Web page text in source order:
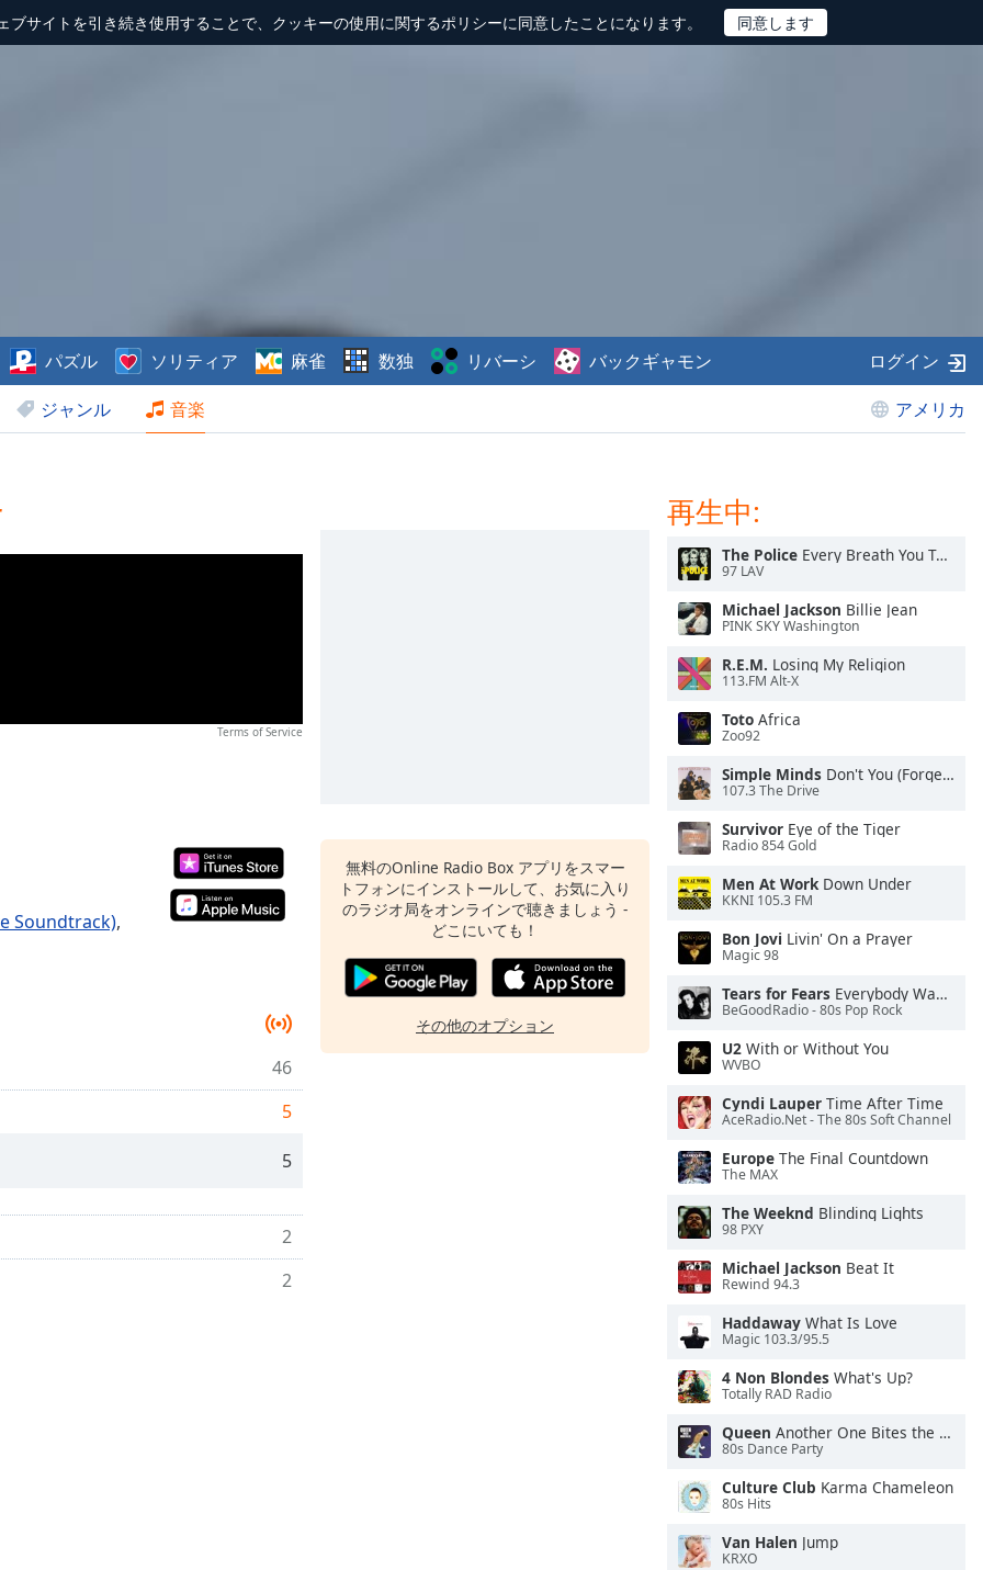
ブサイトを引き続き使用することで、クッキーの使用に関するポリシーに同意したことになります。
ジャンル 音楽 アメリカ
パズル ソリティア 麻雀 数独 リバーシ バックギャモン ログイン
Terms of Service
Soundtrack),
46
5
5
2
2
無料のOnline Radio Box アプリをスマー
トフォンにインストールして、お気に入り
のラジオ局をオンラインで聴きましょう -
どこにいても！
その他のオプション
再生中:
The Police Every Breath You Take
97 LAV
Michael Jackson Billie Jean
PINK SKY Washington
R.E.M. Losing My Religion
113.FM Alt-X
Toto Africa
Zoo92
Simple Minds Don't You (Forget About Me)
107.3 The Drive
Survivor Eye of the Tiger
Radio 854 Gold
Men At WorkDown Under
KKNI 105.3 FM
Bon Jovi Livin' On a Prayer
Magic 98
Tears for Fears Everybody Wants To Rule the World
BeGoodRadio - 80s Pop Rock
U2 With or Without You
WVBO
Cyndi Lauper Time After Time
AceRadio.Net - The 80s Soft Channel
Europe The Final Countdown
The MAX
The Weeknd Blinding Lights
98 PXY
Michael Jackson Beat It
Rewind 94.3
Haddaway What Is Love
Magic 103.3/95.5
4 Non Blondes What's Up?
Totally RAD Radio
Queen Another One Bites the Dust
80s Dance Party
Culture Club Karma Chameleon
80s Hits
Van Halen Jump
KRXO